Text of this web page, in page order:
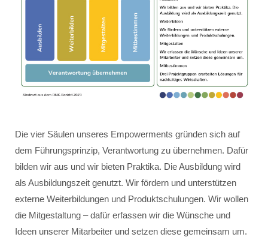
Die vier Säulen unseres Empowerments gründen sich auf
dem Führungsprinzip, Verantwortung zu übernehmen. Dafür
bilden wir aus und wir bieten Praktika. Die Ausbildung wird
als Ausbildungszeit genutzt. Wir fördern und unterstützen
externe Weiterbildungen und Produktschulungen. Wir wollen
die Mitgestaltung – dafür erfassen wir die Wünsche und
Ideen unserer Mitarbeiter und setzen diese gemeinsam um.